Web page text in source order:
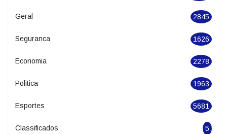
Cidades 551
Noticias 20391
Geral 2845
Seguranca 1626
Economia 2278
Politica 1963